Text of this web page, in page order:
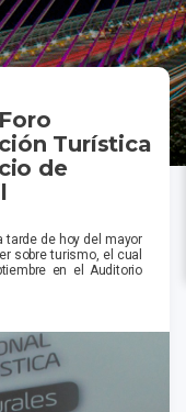
Turística
de
tarde de hoy del mayor
sobre turismo, el cual
en el Auditorio